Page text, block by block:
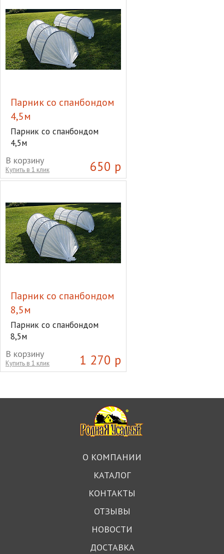
Парник со спанбондом
4,5м
Парник со спанбондом
4,5м
650 р
В корзину
Купить в 1 клик
Парник со спанбондом
8,5м
Парник со спанбондом
8,5м
1 270 р
В корзину
Купить в 1 клик
О КОМПАНИИ
КАТАЛОГ
КОНТАКТЫ
ОТЗЫВЫ
НОВОСТИ
ДОСТАВКА